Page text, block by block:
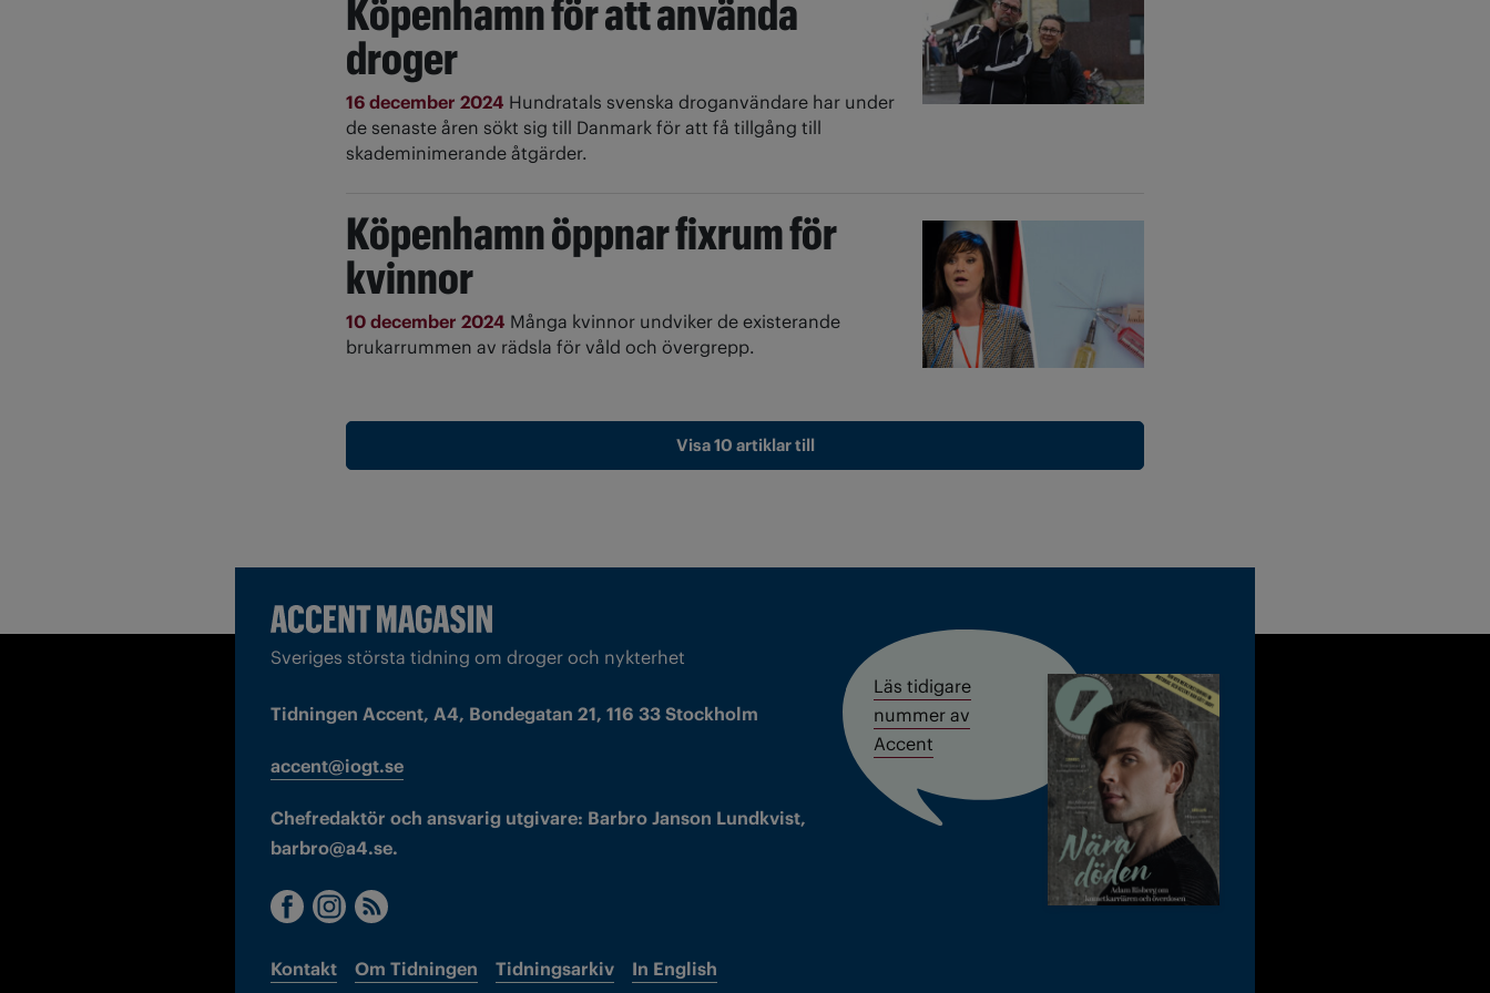
Köpenhamn för att använda
droger
16 december 2024 Hundratals svenska droganvändare har under
de senaste åren sökt sig till Danmark för att få tillgång till
skademinimerande åtgärder.
Köpenhamn öppnar fixrum för
kvinnor
10 december 2024 Många kvinnor undviker de existerande
brukarrummen av rädsla för våld och övergrepp.
Visa 10 artiklar till
Sveriges största tidning om droger och nykterhet
Tidningen Accent, A4, Bondegatan 21, 116 33 Stockholm
accent@iogt.se
Chefredaktör och ansvarig utgivare: Barbro Janson Lundkvist,
barbro@a4.se.
Kontakt Om Tidningen Tidningsarkiv In English
Läs tidigare
nummer av
Accent